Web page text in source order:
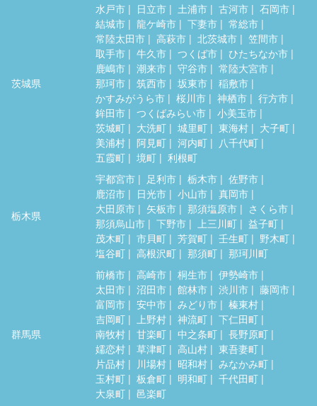
茨城県
水戸市 日立市 土浦市 古河市
石岡市
結城市
龍ケ崎市 下妻市
常総市
常陸太田市
高萩市 北茨城市
笠間市
取手市
牛久市 つくば市
ひたちなか市
鹿嶋市
潮来市 守谷市
常陸大宮市
那珂市
筑西市 坂東市
稲敷市
かすみがうら市
桜川市 神栖市
行方市
鉾田市
つくばみらい市
小美玉市
茨城町
大洗町 城里町 東海村
大子町
美浦村
阿見町 河内町
八千代町
五霞町
境町 利根町
栃木県
宇都宮市 足利市 栃木市
佐野市
鹿沼市
日光市 小山市
真岡市
大田原市
矢板市 那須塩原市
さくら市
那須烏山市
下野市 上三川町
益子町
茂木町
市貝町 芳賀町 壬生町
野木町
塩谷町
高根沢町 那須町 那珂川町
群馬県
前橋市 高崎市 桐生市
伊勢崎市
太田市
沼田市 館林市 渋川市
藤岡市
富岡市
安中市 みどり市
榛東村
吉岡町
上野村 神流町
下仁田町
南牧村
甘楽町 中之条町
長野原町
嬬恋村
草津町 高山村
東吾妻町
片品村
川場村 昭和村
みなかみ町
玉村町
板倉町 明和町
千代田町
大泉町
邑楽町